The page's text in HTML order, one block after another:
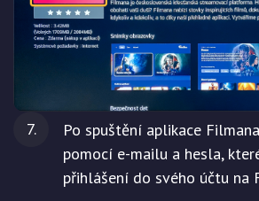
Po spuštění aplikace
pomocí e-mailu a hesla,
přihlášení do svého účtu na